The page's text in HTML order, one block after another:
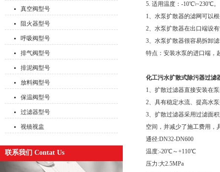
真空阀型号
阻火器型号
呼吸阀型号
排气阀型号
排泥阀型号
放料阀型号
保温阀型号
过滤器型号
视镜视盅
联系我们 Contat Us
5. 适用温度：-10℃\~230℃。
1、水泵扩散器的滤网可以
2、水泵扩散器在出口端设
3、水泵扩散器很容易拆卸
特点：安装水泵的进口端，
化工污水扩散式除污器过滤
1、扩散过滤器直接安装在
2、具有稳定水流、提高水
3、扩散过滤器采用过滤面
空间，并减少了施工费用，
通径:DN32-DN600
温度:-20℃～+110℃
压力:大2.5MPa